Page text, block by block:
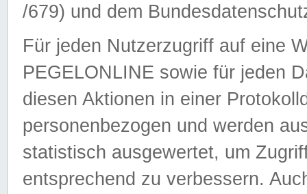
/679) und dem
Für jeden Nutzerzugriff auf eine
PEGELONLINE sowie für jeden
diesen Aktionen in einer
personenbezogen und werden
statistisch ausgewertet, um
entsprechend zu verbessern.